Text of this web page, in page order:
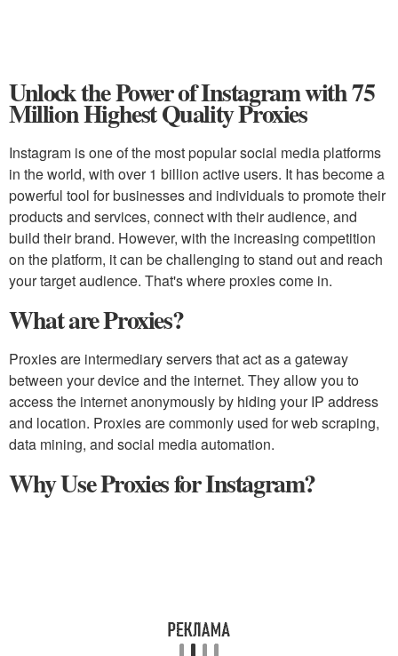
Unlock the Power of Instagram with 75
Million Highest Quality Proxies
Instagram is one of the most popular social media platforms
in the world, with over 1 billion active users. It has become a
powerful tool for businesses and individuals to promote their
products and services, connect with their audience, and
build their brand. However, with the increasing competition
on the platform, it can be challenging to stand out and reach
your target audience. That's where proxies come in.
What are Proxies?
Proxies are intermediary servers that act as a gateway
between your device and the internet. They allow you to
access the internet anonymously by hiding your IP address
and location. Proxies are commonly used for web scraping,
data mining, and social media automation.
Why Use Proxies for Instagram?